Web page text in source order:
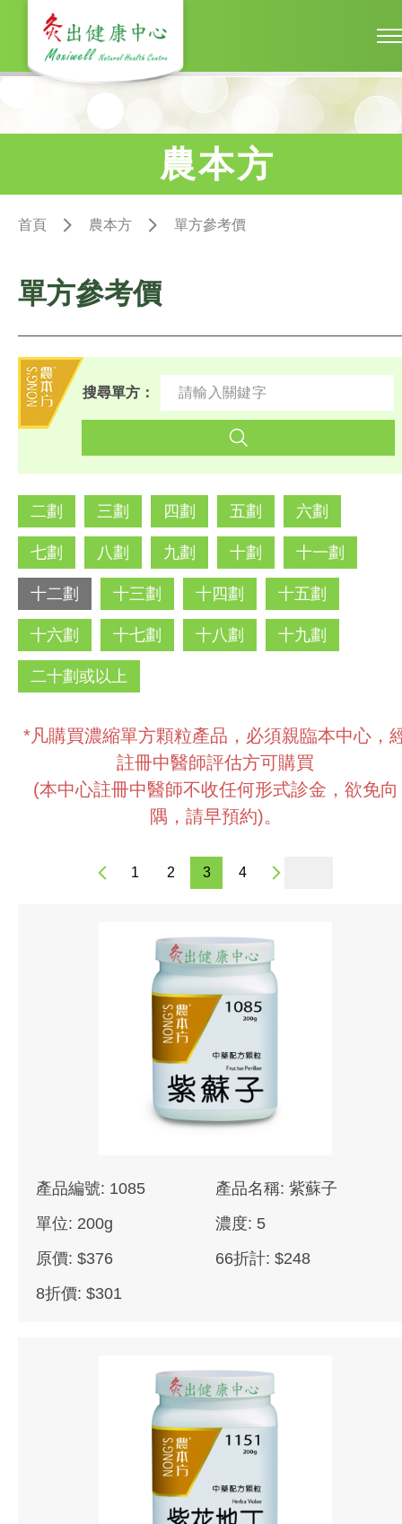
農本方
首頁 農本方 單方參考價
單方參考價
搜尋單方：
二劃 三劃 四劃 五劃 六劃
七劃 八劃 九劃 十劃 十一劃
十二劃 十三劃 十四劃 十五劃
十六劃 十七劃 十八劃 十九劃
二十劃或以上
*凡購買濃縮單方顆粒產品，必須親臨本中心，
註冊中醫師評估方可購買
(本中心註冊中醫師不收任何形式診金，欲免向
隅，請早預約)。
1 2 3 4
產品編號: 1085
產品名稱: 紫蘇子
單位: 200g
濃度: 5
原價: $376
66折計: $248
8折價: $301